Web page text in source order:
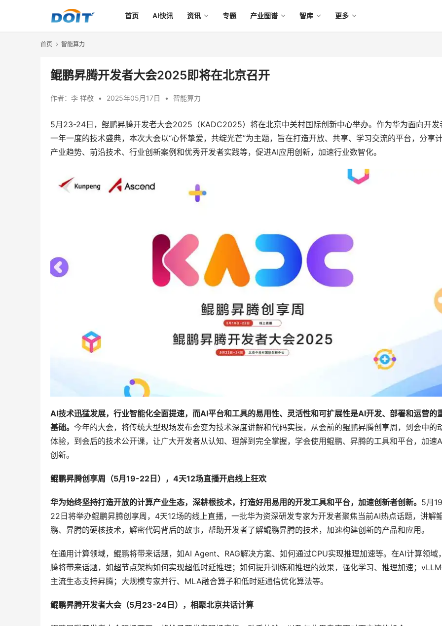
首页 AI快讯 资讯 专题 产业图谱 智库 更多
首页 智能算力
鲲鹏昇腾开发者大会2025即将在北京召开
作者： 李 祥敬 • 2025年05月17日 • 智能算力
5月23-24日，鲲鹏昇腾开发者大会2025（KADC2025）将在北京中关村国际创新中心举办。作为华为面向开发
一年一度的技术盛典，本次大会以“心怀挚爱，共绽光芒”为主题，旨在打造开放、共享、学习交流的平台，分享
产业趋势、前沿技术、行业创新案例和优秀开发者实践等，促进AI应用创新，加速行业数智化。
AI技术迅猛发展，行业智能化全面提速，而AI平台和工具的易用性、灵活性和可扩展性是AI开发、部署和运营的
基础。 今年的大会，将传统大型现场发布会变为技术深度讲解和代码实操，从会前的鲲鹏昇腾创享周，到会中的
体验，到会后的技术公开课，让广大开发者从认知、理解到完全掌握，学会使用鲲鹏、昇腾的工具和平台，加速
创新。
鲲鹏昇腾创享周（5月19-22日），4天12场直播开启线上狂欢
华为始终坚持打造开放的计算产业生态，深耕根技术，打造好用易用的开发工具和平台，加速创新者创新。 5月
22日将举办鲲鹏昇腾创享周，4天12场的线上直播，一批华为资深研发专家为开发者聚焦当前AI热点话题，讲解
鹏、昇腾的硬核技术，解密代码背后的故事，帮助开发者了解鲲鹏昇腾的技术，加速构建创新的产品和应用。
在通用计算领域，鲲鹏将带来话题，如AI Agent、RAG解决方案、如何通过CPU实现推理加速等。在AI计算领域
腾将带来话题，如超节点架构如何实现超低时延推理；如何提升训练和推理的效果，强化学习、推理加速；
主流生态支持昇腾；大规模专家并行、MLA融合算子和低时延通信优化算法等。
鲲鹏昇腾开发者大会（5月23-24日），相聚北京共话计算